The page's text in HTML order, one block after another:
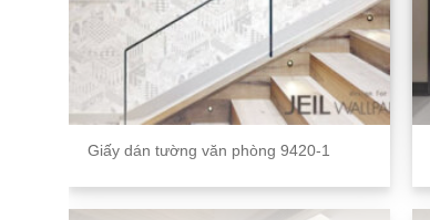
Giấy dán tường văn phòng 9420-1